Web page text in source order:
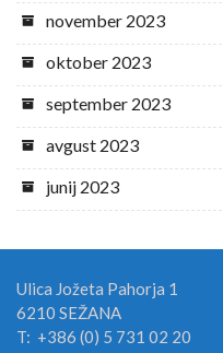
november 2023
oktober 2023
september 2023
avgust 2023
junij 2023
Ulica Jožeta Pahorja 1
6210 SEŽANA
T: +386 (0) 5 731 02 20